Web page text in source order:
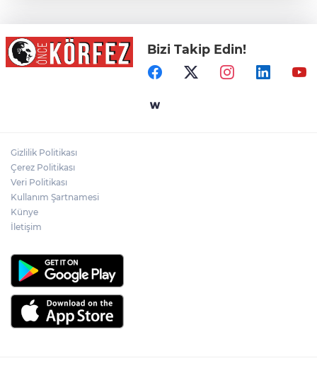
Kimya Sanayisinde Küresel Rekabetin
Rotası İstanbul
Gümrük Muhafaza'dan kaçakçılığa darbe!
Bizi Takip Edin!
Gizlilik Politikası
Çerez Politikası
Veri Politikası
Kullanım Şartnamesi
Künye
İletişim